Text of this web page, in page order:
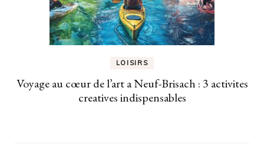
LOISIRS
Voyage au cœur de l’art a Neuf-Brisach : 3 activites
creatives indispensables